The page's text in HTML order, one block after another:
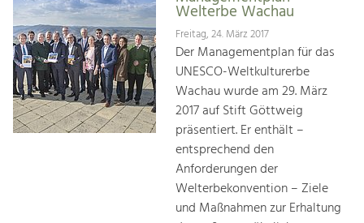
Welterbe Wachau
Freitag, 24. März 2017
Der Managementplan für das
UNESCO-Weltkulturerbe
Wachau wurde am 29. März
2017 auf Stift Göttweig
präsentiert. Er enthält –
entsprechend den
Anforderungen der
Welterbekonvention – Ziele
und Maßnahmen zur Erhaltung